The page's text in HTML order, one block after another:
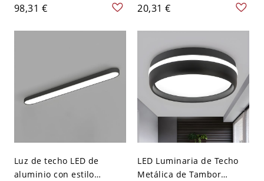
con montaje empotrado y
pantalla acrílica en luz
blanca, 9" de ancho y 2"
98,31 €
metal negro con 1 cabeza
para pasillo con bombilla
al descubierto
20,31 €
Luz de techo LED de
aluminio con estilo
LED Luminaria de Techo
Metálica de Tambor